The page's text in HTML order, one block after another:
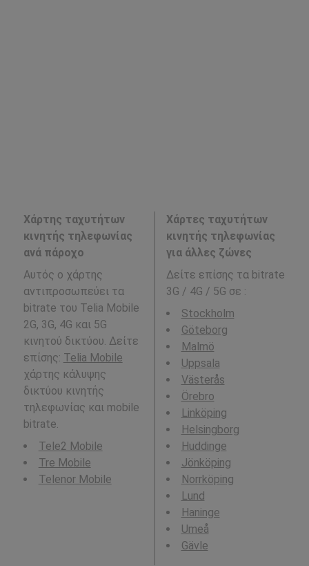
Χάρτης ταχυτήτων
κινητής τηλεφωνίας
ανά πάροχο
Αυτός ο χάρτης
αντιπροσωπεύει τα
bitrate του Telia Mobile
2G, 3G, 4G και 5G
κινητού δικτύου. Δείτε
επίσης: Telia Mobile
χάρτης κάλυψης
δικτύου κινητής
τηλεφωνίας και mobile
bitrate.
Tele2 Mobile
Tre Mobile
Telenor Mobile
Χάρτες ταχυτήτων
κινητής τηλεφωνίας
για άλλες ζώνες
Δείτε επίσης τα bitrate
3G / 4G / 5G σε :
Stockholm
Göteborg
Malmö
Uppsala
Västerås
Örebro
Linköping
Helsingborg
Huddinge
Jönköping
Norrköping
Lund
Haninge
Umeå
Gävle